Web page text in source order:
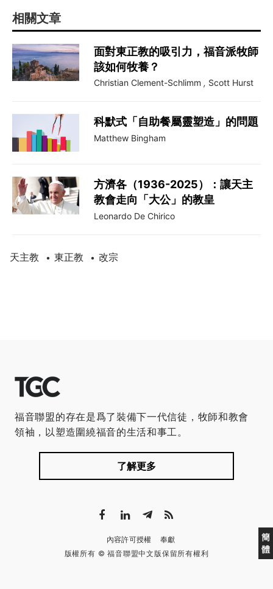
相關文章
面對東正教的吸引力，福音派牧師
該如何牧養？
Christian Clement-Schlimm , Scott Hurst
科默式「自助餐屬靈塑造」的問題
Matthew Bingham
方濟各（1936-2025）：讓天主
教會走向「大公」的教皇
Leonardo De Chirico
天主教 • 東正教 • 改宗
簡
體
福音聯盟的存在是爲了裝備下一代信徒，牧師和教會
領袖，以塑造圍繞福音的生活和事工。
了解更多
內容許可授權
奉獻
版權所有 © 福音聯盟中文版保留所有權利